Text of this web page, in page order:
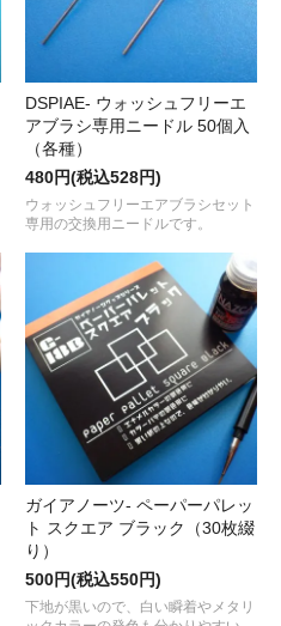
DSPIAE- ウォッシュフリーエ
アブラシ専用ニードル 50個入
（各種）
480円(税込528円)
ウォッシュフリーエアブラシセット
専用の交換用ニードルです。
ガイアノーツ- ペーパーパレッ
ト スクエア ブラック（30枚綴
り）
500円(税込550円)
下地が黒いので、白い瞬着やメタリ